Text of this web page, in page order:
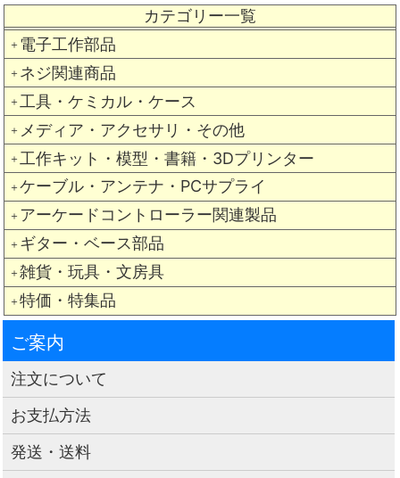
カテゴリー一覧
＋ 電子工作部品
＋ ネジ関連商品
＋ 工具・ケミカル・ケース
＋ メディア・アクセサリ・その他
＋ 工作キット・模型・書籍・3Dプリンター
＋ ケーブル・アンテナ・PCサプライ
＋ アーケードコントローラー関連製品
＋ ギター・ベース部品
＋ 雑貨・玩具・文房具
＋ 特価・特集品
ご案内
注文について
お支払方法
発送・送料